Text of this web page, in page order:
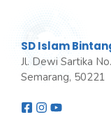
SD Islam
Jl. Dewi Sartika
Semarang, 50221